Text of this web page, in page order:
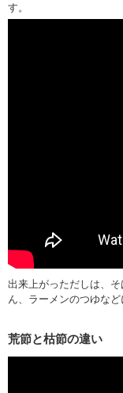
す。
出来上がっただしは、
ん、ラーメンのつゆな
荒節と枯節の違い